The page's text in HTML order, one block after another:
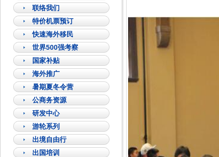
联络我们
特价机票预订
快速海外移民
世界500强考察
国家补贴
海外推广
暑期夏冬令营
公商务资源
研发中心
游轮系列
出境自由行
出国培训